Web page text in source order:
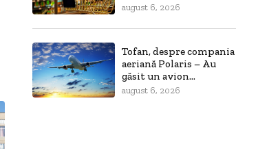
august 6, 2026
Tofan, despre compania
aeriană Polaris – Au
găsit un avion...
august 6, 2026